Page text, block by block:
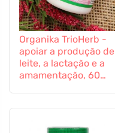
Organika TrioHerb -
apoiar a produção de
leite, a lactação e a
amamentação, 60